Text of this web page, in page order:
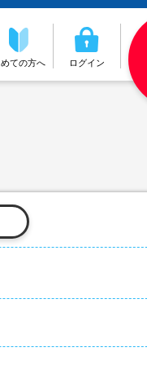
ての方へ ログイン